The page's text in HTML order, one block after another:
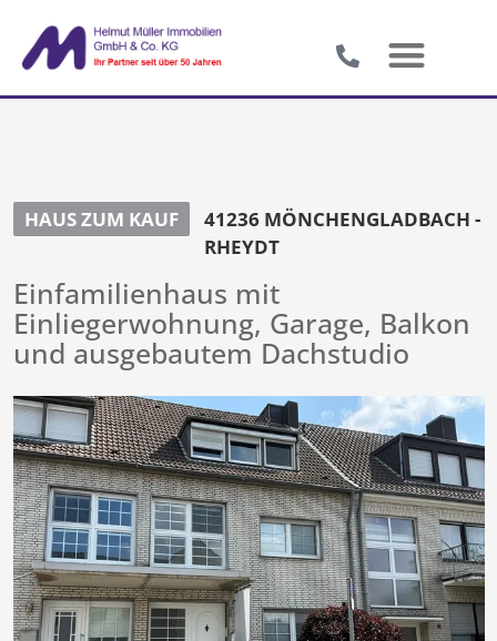
HAUS ZUM KAUF
41236 MÖNCHENGLADBACH -
RHEYDT
Einfamilienhaus mit
Einliegerwohnung, Garage, Balkon
und ausgebautem Dachstudio